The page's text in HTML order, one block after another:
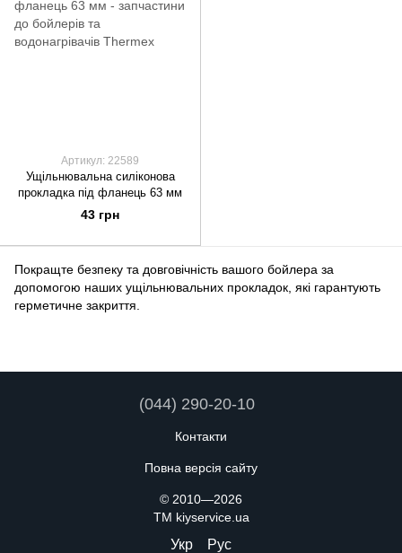
Артикул: 22589
Ущільнювальна силіконова
прокладка під фланець 63 мм
43 грн
Покращте безпеку та довговічність вашого бойлера за
допомогою наших ущільнювальних прокладок, які гарантують
герметичне закриття.
(044) 290-20-10
Контакти
Повна версія сайту
© 2010—2026
TM kiyservice.ua
Укр Рус